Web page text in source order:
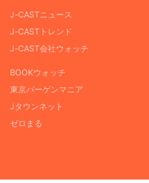
J-CASTニュース
J-CASTトレンド
J-CAST会社ウォッチ
BOOKウォッチ
東京バーゲンマニア
Jタウンネット
ゼロまる